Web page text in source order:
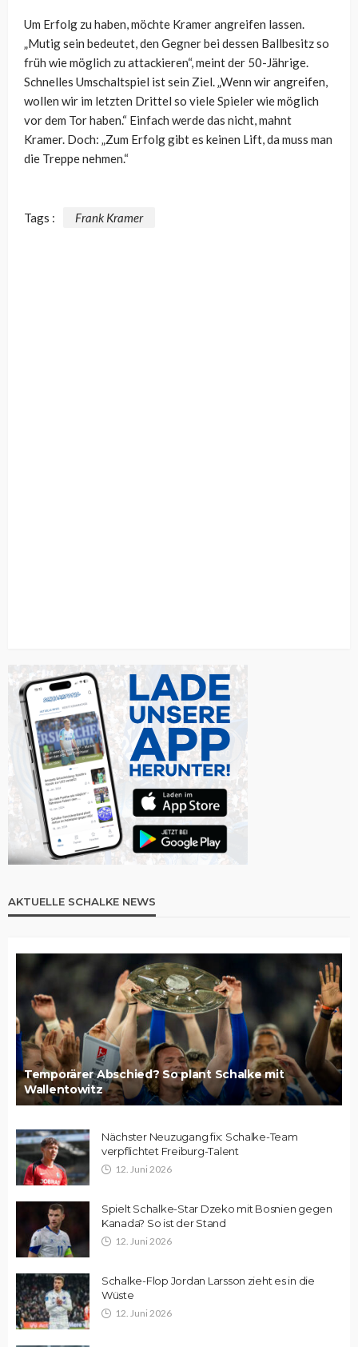
Um Erfolg zu haben, möchte Kramer angreifen lassen.
„Mutig sein bedeutet, den Gegner bei dessen Ballbesitz so
früh wie möglich zu attackieren“, meint der 50-Jährige.
Schnelles Umschaltspiel ist sein Ziel. „Wenn wir angreifen,
wollen wir im letzten Drittel so viele Spieler wie möglich
vor dem Tor haben.“ Einfach werde das nicht, mahnt
Kramer. Doch: „Zum Erfolg gibt es keinen Lift, da muss man
die Treppe nehmen.“
Tags : Frank Kramer
AKTUELLE SCHALKE NEWS
Temporärer Abschied? So plant Schalke mit
Wallentowitz
Nächster Neuzugang fix: Schalke-Team
verpflichtet Freiburg-Talent
12. Juni 2026
Spielt Schalke-Star Dzeko mit Bosnien gegen
Kanada? So ist der Stand
12. Juni 2026
Schalke-Flop Jordan Larsson zieht es in die
Wüste
12. Juni 2026